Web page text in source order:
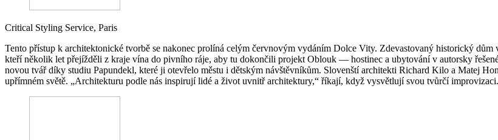
Critical Styling Service, Paris
Tento přístup k architektonické tvorbě se nakonec prolíná celým červnovým vydáním Dolce Vity. Zdevastovaný historický
kteří několik let přejížděli z kraje vína do pivního ráje, aby tu dokončili projekt Oblouk — hostinec a ubytování v autorsky
novou tvář díky studiu Papundekl, které ji otevřelo městu i dětským návštěvníkům. Slovenští architekti Richard Kilo a Matej
upřímném světě. „Architekturu podle nás inspirují lidé a život uvnitř architektury,“ říkají, když vysvětlují svou tvůrčí improvizaci.